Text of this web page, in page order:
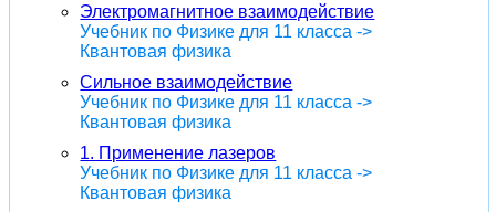
Электромагнитное взаимодействие
Учебник по Физике для 11 класса ->
Квантовая физика
Сильное взаимодействие
Учебник по Физике для 11 класса ->
Квантовая физика
1. Применение лазеров
Учебник по Физике для 11 класса ->
Квантовая физика